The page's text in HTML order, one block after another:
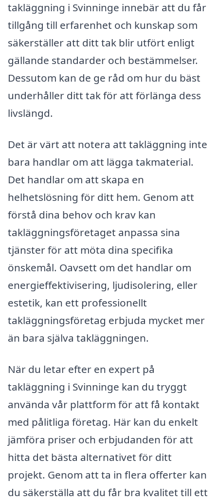
takläggning i Svinninge innebär att du får
tillgång till erfarenhet och kunskap som
säkerställer att ditt tak blir utfört enligt
gällande standarder och bestämmelser.
Dessutom kan de ge råd om hur du bäst
underhåller ditt tak för att förlänga dess
livslängd.
Det är värt att notera att takläggning inte
bara handlar om att lägga takmaterial.
Det handlar om att skapa en
helhetslösning för ditt hem. Genom att
förstå dina behov och krav kan
takläggningsföretaget anpassa sina
tjänster för att möta dina specifika
önskemål. Oavsett om det handlar om
energieffektivisering, ljudisolering, eller
estetik, kan ett professionellt
takläggningsföretag erbjuda mycket mer
än bara själva takläggningen.
När du letar efter en expert på
takläggning i Svinninge kan du tryggt
använda vår plattform för att få kontakt
med pålitliga företag. Här kan du enkelt
jämföra priser och erbjudanden för att
hitta det bästa alternativet för ditt
projekt. Genom att ta in flera offerter kan
du säkerställa att du får bra kvalitet till ett